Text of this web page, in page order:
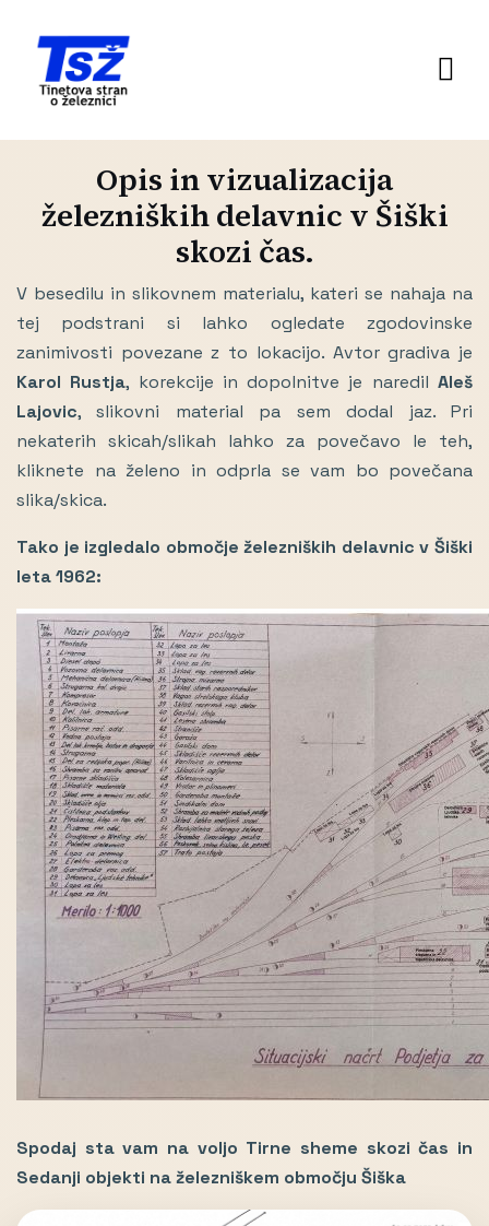
Opis in vizualizacija
železniških delavnic v Šiški
skozi čas.
V besedilu in slikovnem materialu, kateri se nahaja na
tej podstrani si lahko ogledate zgodovinske
zanimivosti povezane z to lokacijo. Avtor gradiva je
Karol Rustja, korekcije in dopolnitve je naredilAleš
Lajovic, slikovni material pa sem dodal jaz. Pri
nekaterih skicah/slikah lahko za povečavo le teh,
kliknete na želeno in odprla se vam bo povečana
slika/skica.
Tako je izgledalo območje železniških delavnic v Šiški
leta 1962:
Spodaj sta vam na voljo Tirne sheme skozi čas in
Sedanji objekti na železniškem območju Šiška